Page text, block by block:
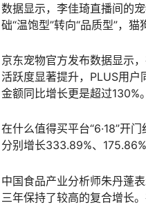
数据显示，李佳琦直播间的
础“温饱型”转向“品质型”，
京东宠物官方发布数据显示
活跃度显著提升，PLUS用
金额同比增长更是超过130%。
在什么值得买平台“6·18”开
分别增长333.89%、
中国食品产业分析师朱丹蓬
三年保持了较高的复合增长